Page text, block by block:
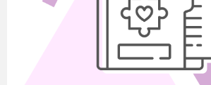
Завдання 10—11 передбачають
відповідь на питання.( по 1 балу
10. Назвiть країни з українською